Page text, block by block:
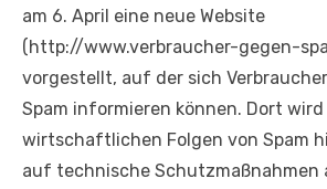
am 6. April eine neue Website
(http://www.verbraucher-gegen-
vorgestellt, auf der sich
Spam informieren können. Dort
wirtschaftlichen Folgen von Spam
auf technische Schutzmaßnahmen